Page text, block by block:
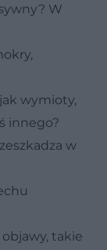
W
wymioty,
innego?
w
takie